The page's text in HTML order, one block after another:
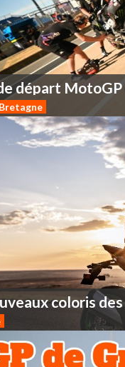
départ MotoGP
coloris des